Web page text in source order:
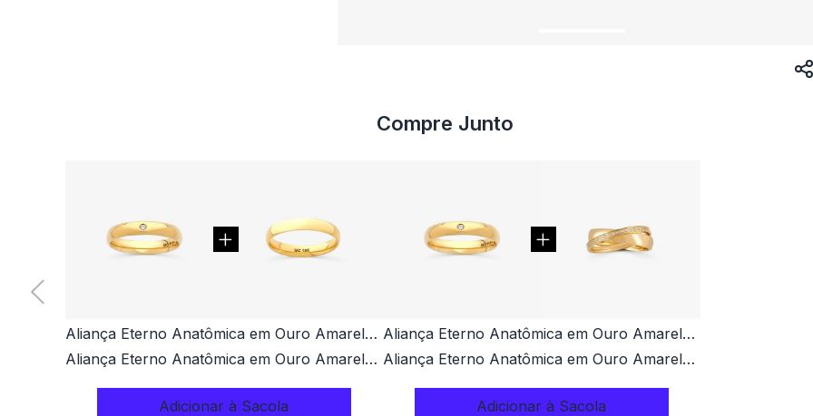
Compre Junto
Aliança Eterno Anatômica em Ouro Amarelo 18k com 1,5 Pontos de Diamante - 4mm
Aliança Eterno Anatômica em Ouro Amarelo 18k - 4mm
Adicionar à Sacola
Aliança Eterno Anatômica em Ouro Amarelo 18k com 1,5 Pontos de Diamante - 4mm
Aliança Eterno Anatômica em Ouro Amarelo 18k com 12 Pontos de Diamantes - 4mm
Adicionar à Sacola